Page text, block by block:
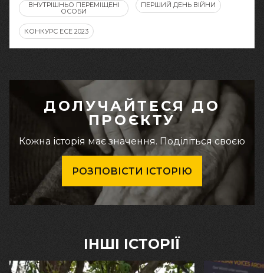
ВНУТРІШНЬО ПЕРЕМІЩЕНІ
ОСОБИ
ПЕРШИЙ ДЕНЬ ВІЙНИ
КОНКУРС ЕСЕ 2023
ДОЛУЧАЙТЕСЯ ДО
ПРОЄКТУ
Кожна історія має значення. Поділіться своєю
РОЗПОВІСТИ ІСТОРІЮ
ІНШІ ІСТОРІЇ